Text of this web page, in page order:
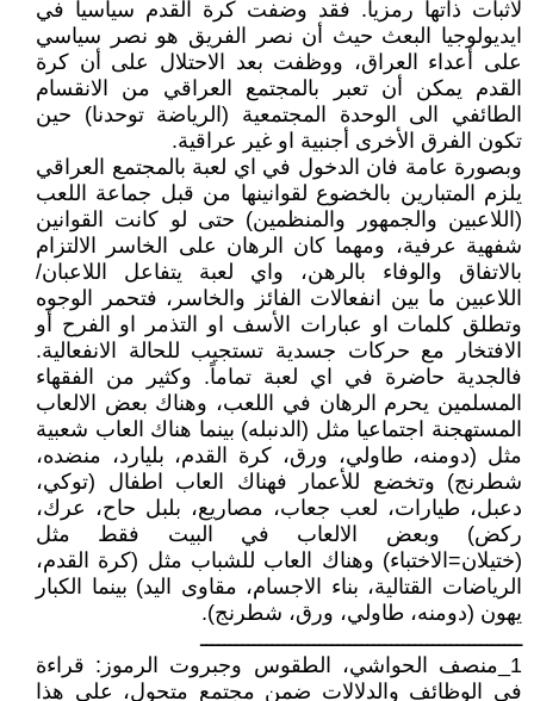
لأثبات ذاتها رمزيا. فقد وضفت كرة القدم سياسياً في
ايديولوجيا البعث حيث أن نصر الفريق هو نصر سياسي
على أعداء العراق، ووظفت بعد الاحتلال على أن كرة
القدم يمكن أن تعبر بالمجتمع العراقي من الانقسام
الطائفي الى الوحدة المجتمعية (الرياضة توحدنا) حين
تكون الفرق الأخرى أجنبية او غير عراقية.
وبصورة عامة فان الدخول في اي لعبة بالمجتمع العراقي
يلزم المتبارين بالخضوع لقوانينها من قبل جماعة اللعب
(اللاعبين والجمهور والمنظمين) حتى لو كانت القوانين
شفهية عرفية، ومهما كان الرهان على الخاسر الالتزام
بالاتفاق والوفاء بالرهن، واي لعبة يتفاعل اللاعبان/
اللاعبين ما بين انفعالات الفائز والخاسر، فتحمر الوجوه
وتطلق كلمات او عبارات الأسف او التذمر او الفرح أو
الافتخار مع حركات جسدية تستجيب للحالة الانفعالية.
فالجدية حاضرة في اي لعبة تماماً. وكثير من الفقهاء
المسلمين يحرم الرهان في اللعب، وهناك بعض الالعاب
المستهجنة اجتماعيا مثل (الدنبله) بينما هناك العاب شعبية
مثل (دومنه، طاولي، ورق، كرة القدم، بليارد، منضده،
شطرنج) وتخضع للأعمار فهناك العاب اطفال (توكي،
دعبل، طيارات، لعب جعاب، مصاريع، بلبل حاح، عرك،
ركض) وبعض الالعاب في البيت فقط مثل
(ختيلان=الاختباء) وهناك العاب للشباب مثل (كرة القدم،
الرياضات القتالية، بناء الاجسام، مقاوى اليد) بينما الكبار
يهون (دومنه، طاولي، ورق، شطرنج).
ــــــــــــــــــــــــــــــــــــــــــــــــــــــ
1_منصف الحواشي، الطقوس وجبروت الرموز: قراءة
في الوظائف والدلالات ضمن مجتمع متحول، على هذا